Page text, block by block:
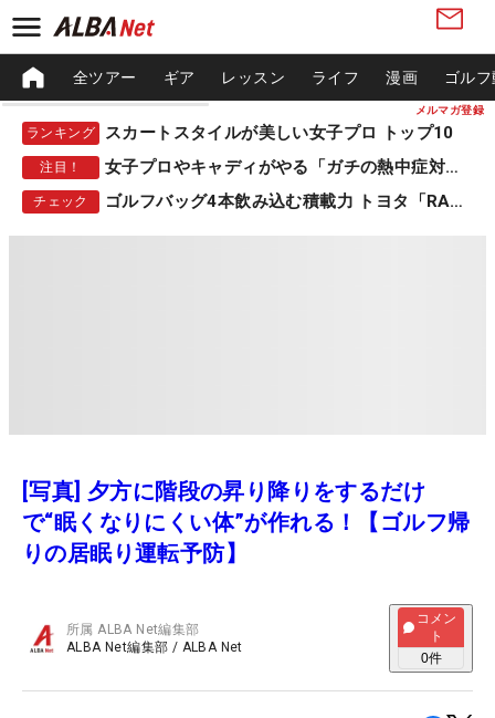
メルマガ登録
全ツアー ギア レッスン ライフ 漫画 ゴル
ランキング スカートスタイルが美しい女子プロ トップ10
注目！ 女子プロやキャディがやる「ガチの熱中症対策」
チェック ゴルフバッグ4本飲み込む積載力 トヨタ「RAV4」
[写真] 夕方に階段の昇り降りをするだけ
で“眠くなりにくい体”が作れる！【ゴルフ帰
りの居眠り運転予防】
所属ALBA Net編集部
ALBA Net編集部 / ALBA Net
コメン
ト
0件